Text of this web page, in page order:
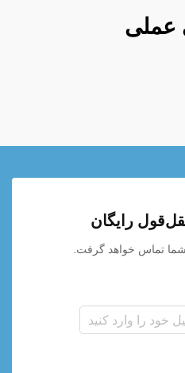
عملی
رایگان
شما تماس خواهد گرفت.